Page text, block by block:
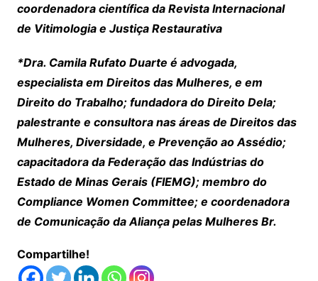
coordenadora científica da Revista Internacional
de Vitimologia e Justiça Restaurativa
*Dra. Camila Rufato Duarte é advogada,
especialista em Direitos das Mulheres, e em
Direito do Trabalho; fundadora do Direito Dela;
palestrante e consultora nas áreas de Direitos das
Mulheres, Diversidade, e Prevenção ao Assédio;
capacitadora da Federação das Indústrias do
Estado de Minas Gerais (FIEMG); membro do
Compliance Women Committee; e coordenadora
de Comunicação da Aliança pelas Mulheres Br.
Compartilhe!